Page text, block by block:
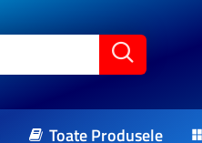
Toate Produsele